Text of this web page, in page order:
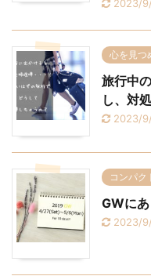
2023/
心を見つ
旅行中
し、対
2023/
コンパク
GWに
2023/